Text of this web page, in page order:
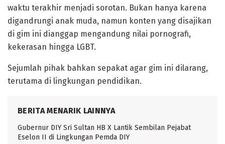
waktu terakhir menjadi sorotan. Bukan hanya karena
digandrungi anak muda, namun konten yang disajikan
di gim ini dianggap mengandung nilai pornografi,
kekerasan hingga LGBT.
Sejumlah pihak bahkan sepakat agar gim ini dilarang,
terutama di lingkungan pendidikan.
BERITA MENARIK LAINNYA
Gubernur DIY Sri Sultan HB X Lantik Sembilan Pejabat
Eselon II di Lingkungan Pemda DIY